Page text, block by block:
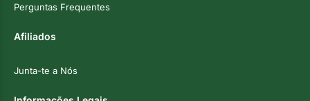
Perguntas Frequentes
Afiliados
Junta-te a Nós